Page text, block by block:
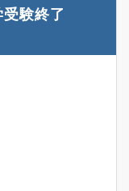
受験終了